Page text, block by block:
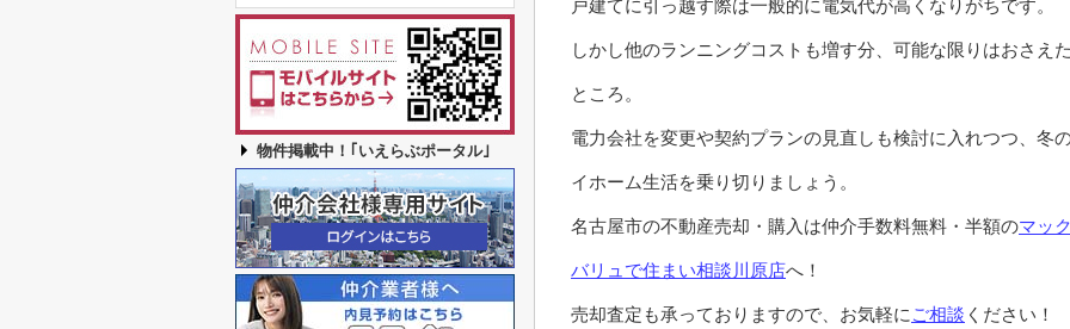
戸建てに引っ越す際は一般的に電気代が高くなりがちです。
しかし他のランニングコストも増す分、可能な限りはおさえ
ところ。
電力会社を変更や契約プランの見直しも検討に入れつつ、冬
イホーム生活を乗り切りましょう。
名古屋市の不動産売却・購入は仲介手数料無料・半額のマッ
バリュで住まい相談川原店へ！
売却査定も承っておりますので、お気軽に ご相談 ください！
物件掲載中！｢いえらぶポータル｣